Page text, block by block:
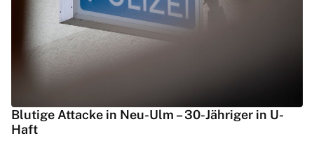
Blutige Attacke in Neu-Ulm – 30-Jähriger in U-
Haft